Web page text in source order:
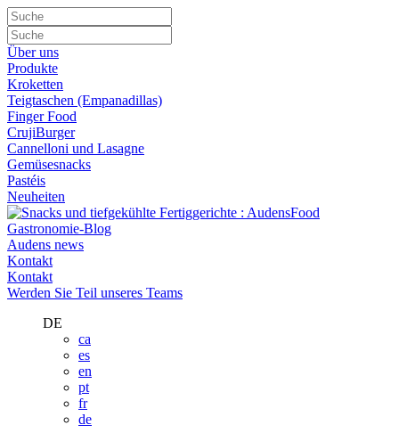
Über uns
Produkte
Kroketten
Teigtaschen (Empanadillas)
Finger Food
CrujiBurger
Cannelloni und Lasagne
Gemüsesnacks
Pastéis
Neuheiten
Gastronomie-Blog
Audens news
Kontakt
Kontakt
Werden Sie Teil unseres Teams
DE
ca
es
en
pt
fr
de